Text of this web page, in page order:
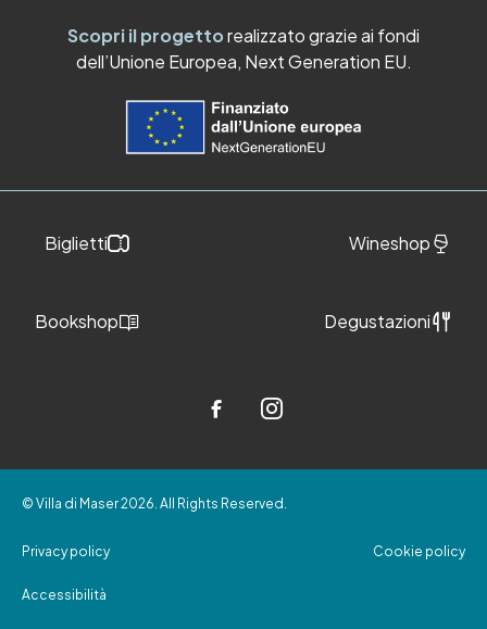
Scopri il progettorealizzato grazie ai fondi
dell’Unione Europea, Next Generation EU.
Biglietti Wineshop
Bookshop Degustazioni
© Villa di Maser 2026. All Rights Reserved.
Privacy policy Cookie policy
Accessibilità